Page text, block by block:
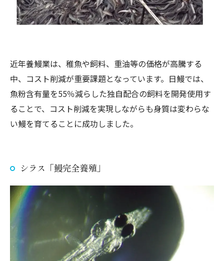
近年養鰻業は、稚魚や飼料、重油等の価格が高騰する
中、コスト削減が重要課題となっています。日鰻では、
魚粉含有量を55％減らした独自配合の飼料を開発使用す
ることで、コスト削減を実現しながらも身質は変わらな
い鰻を育てることに成功しました。
シラス「鰻完全養殖」